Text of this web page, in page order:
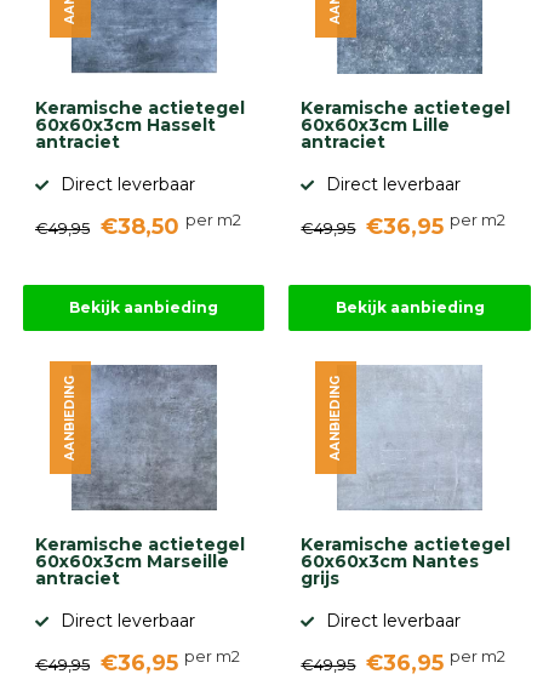
gebaseerd
Keramische actietegel
60x60x3cm Hasselt
antraciet
Direct leverbaar
€49,95 €38,50 per m2
Bekijk aanbieding
Keramische actietegel
60x60x3cm Lille
antraciet
Direct leverbaar
€49,95 €36,95 per m2
Bekijk aanbieding
Keramische actietegel
60x60x3cm Marseille
antraciet
Direct leverbaar
€49,95 €36,95 per m2
AANBIEDING
Keramische actietegel
60x60x3cm Nantes
grijs
Direct leverbaar
€49,95 €36,95 per m2
AANBIEDING